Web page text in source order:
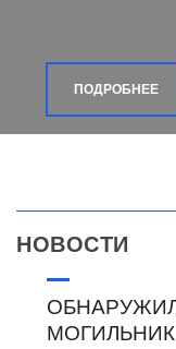
ПОДРОБНЕЕ
НОВОСТИ
МОГИЛЬНИК